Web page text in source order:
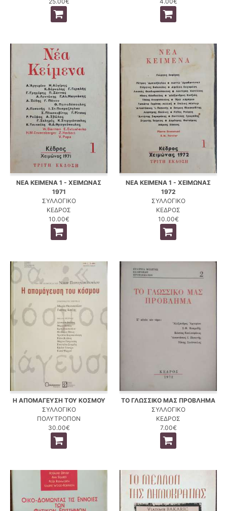
ΝΕΑ ΚΕΙΜΕΝΑ 1 - ΧΕΙΜΩΝΑΣ
1971
ΣΥΛΛΟΓΙΚΟ
ΚΕΔΡΟΣ
10.00€
ΝΕΑ ΚΕΙΜΕΝΑ 1 - ΧΕΙΜΩΝΑΣ
1972
ΣΥΛΛΟΓΙΚΟ
ΚΕΔΡΟΣ
10.00€
Η ΑΠΟΜΑΓΕΥΣΗ ΤΟΥ ΚΟΣΜΟΥ
ΣΥΛΛΟΓΙΚΟ
ΠΟΛΥΤΡΟΠΟΝ
30.00€
ΤΟ ΓΛΩΣΣΙΚΟ ΜΑΣ ΠΡΟΒΛΗΜΑ
ΣΥΛΛΟΓΙΚΟ
ΚΕΔΡΟΣ
7.00€